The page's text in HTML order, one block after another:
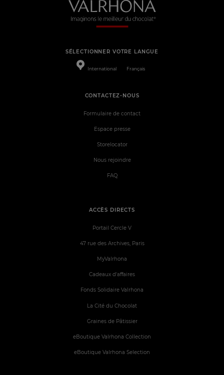
SÉLECTIONNER VOTRE LANGUE
International Français
ACCÈS DIRECTS
Portail Cercle V
47 rue des Archives, Paris
MyValrhona
Cadeaux d'affaires
Fonds Solidaire Valrhona
La Cité du Chocolat
Graines de Pâtissier
eBoutique Valrhona Collection
eBoutique Valrhona Selection
CONTACTEZ-NOUS
Formulaire de contact
Espace presse
Storelocator
Nous rejoindre
FAQ